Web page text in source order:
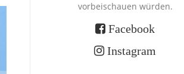
vorbeischauen würden.
Facebook
Instagram